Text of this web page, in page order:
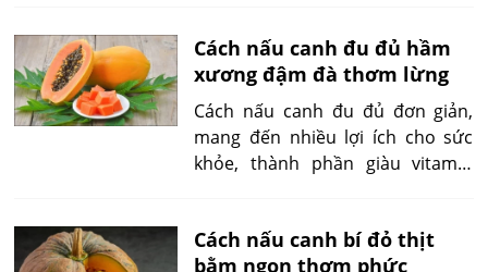
khỏe. Chỉ cần vài bước đơn giản,
bạn sẽ có ngay một tô canh ngọt
lành, mang lại cảm giác thư thái
trong từng muỗng canh.
Cách nấu canh đu đủ hầm
xương đậm đà thơm lừng
Cách nấu canh đu đủ đơn giản,
mang đến nhiều lợi ích cho sức
khỏe, thành phần giàu vitamin
thịt,… món canh này thanh mát,
Cách nấu canh bí đỏ thịt
bằm ngon thơm phức